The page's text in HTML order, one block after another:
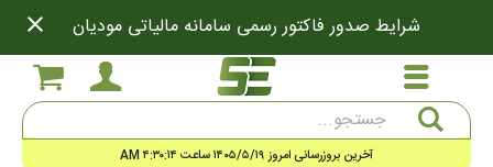
شرایط صدور فاکتور رسمی سامانه مالیاتی مودیان close
آخرین بروزرسانی امروز ۱۴۰۵/۵/۱۹ ساعت ۴:۳۰:۱۴ AM